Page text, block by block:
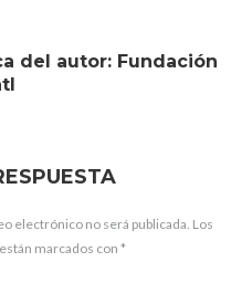
del autor: Fundación
electrónico no será publicada. Los
marcados con *